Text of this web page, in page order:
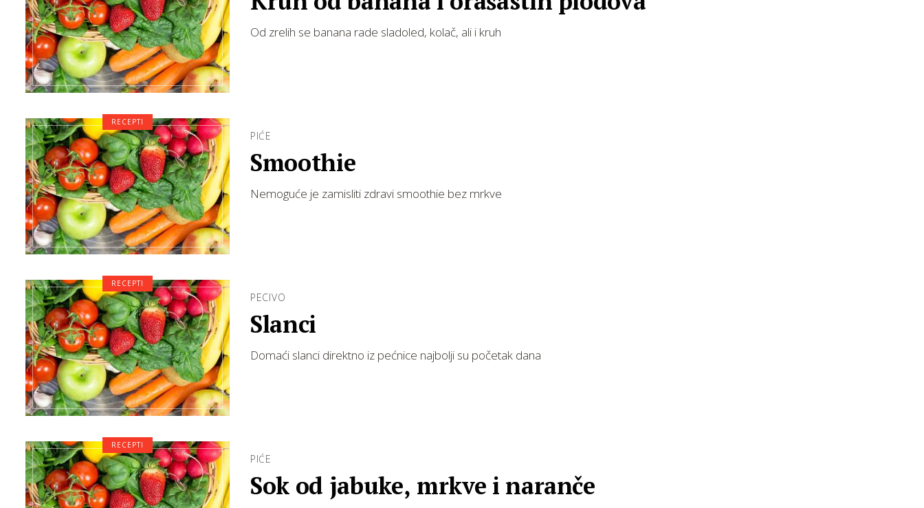
Od zrelih se banana rade sladoled, kolač, ali i kruh
PIĆE
Smoothie
Nemoguće je zamisliti zdravi smoothie bez mrkve
RECEPTI
PECIVO
Slanci
Domaći slanci direktno iz pećnice najbolji su početak dana
RECEPTI
PIĆE
Sok od jabuke, mrkve i naranče
RECEPTI